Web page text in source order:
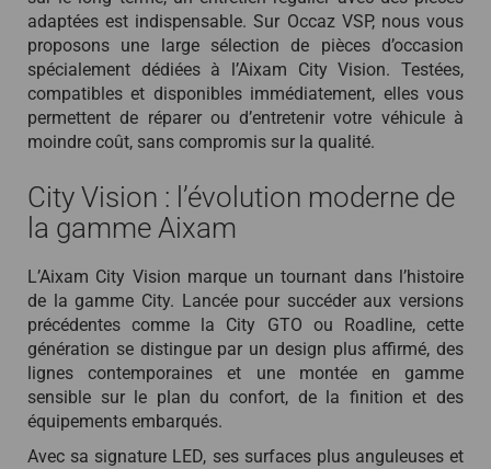
adaptées est indispensable. Sur Occaz VSP, nous vous
proposons une large sélection de pièces d’occasion
spécialement dédiées à l’Aixam City Vision. Testées,
compatibles et disponibles immédiatement, elles vous
permettent de réparer ou d’entretenir votre véhicule à
moindre coût, sans compromis sur la qualité.
City Vision : l’évolution moderne de
la gamme Aixam
L’Aixam City Vision marque un tournant dans l’histoire
de la gamme City. Lancée pour succéder aux versions
précédentes comme la City GTO ou Roadline, cette
génération se distingue par un design plus affirmé, des
lignes contemporaines et une montée en gamme
sensible sur le plan du confort, de la finition et des
équipements embarqués.
Avec sa signature LED, ses surfaces plus anguleuses et